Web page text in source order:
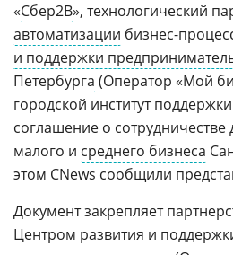
«Сбер2B», технологический
автоматизации бизнес-
и поддержки
Петербурга (Оператор «Мой
городской институт
соглашение о
малого и среднего бизнеса
этом CNews сообщили
Документ закрепляет
Центром развития и